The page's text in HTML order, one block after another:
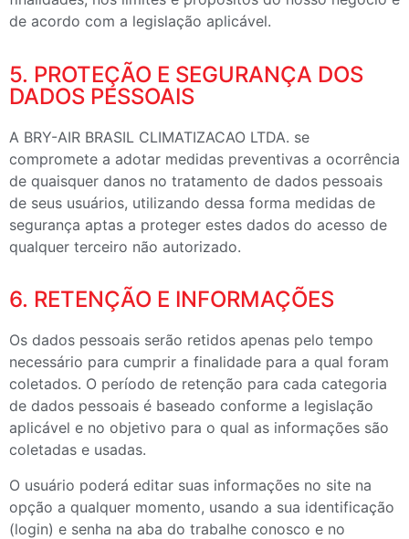
de acordo com a legislação aplicável.
5. PROTEÇÃO E SEGURANÇA DOS
DADOS PESSOAIS
A BRY-AIR BRASIL CLIMATIZACAO LTDA. se
compromete a adotar medidas preventivas a ocorrência
de quaisquer danos no tratamento de dados pessoais
de seus usuários, utilizando dessa forma medidas de
segurança aptas a proteger estes dados do acesso de
qualquer terceiro não autorizado.
6. RETENÇÃO E INFORMAÇÕES
Os dados pessoais serão retidos apenas pelo tempo
necessário para cumprir a finalidade para a qual foram
coletados. O período de retenção para cada categoria
de dados pessoais é baseado conforme a legislação
aplicável e no objetivo para o qual as informações são
coletadas e usadas.
O usuário poderá editar suas informações no site na
opção a qualquer momento, usando a sua identificação
(login) e senha na aba do trabalhe conosco e no